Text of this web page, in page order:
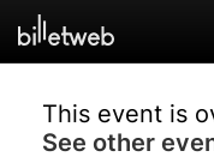
This event is
See other